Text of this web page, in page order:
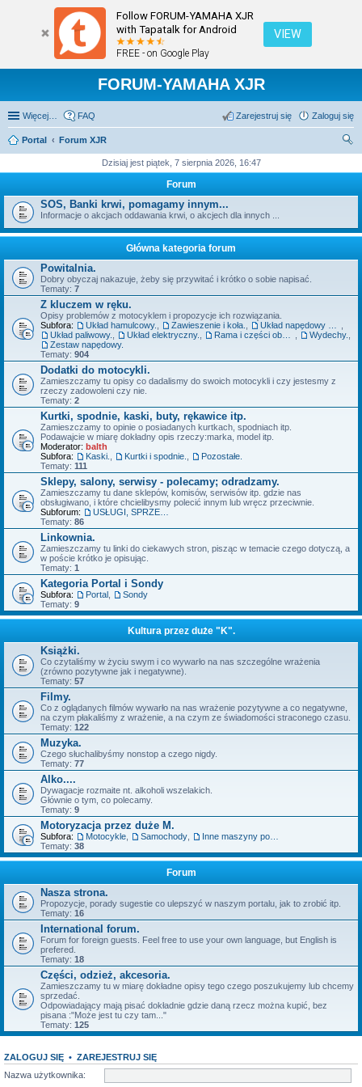
Follow FORUM-YAMAHA XJR
with Tapatalk for Android
FREE - on Google Play
VIEW
FORUM-YAMAHA XJR
Więcej… FAQ Zaloguj się
Zarejestruj się
Portal
Forum XJR
Dzisiaj jest piątek, 7 sierpnia 2026, 16:47
Forum
SOS, Banki krwi, pomagamy innym...
Informacje o akcjach oddawania krwi, o akcjech dla innych ...
Główna kategoria forum
Powitalnia.
Dobry obyczaj nakazuje, żeby się przywitać i krótko o sobie napisać.
Tematy: 7
Z kluczem w ręku.
Opisy problemów z motocyklem i propozycje ich rozwiązania.
Subfora:
Układ hamulcowy. Zawieszenie i koła.
Układ paliwowy.
Układ elektryczny. Wydechy.
Zestaw napędowy.
Tematy: 904
Dodatki do motocykli.
Zamieszczamy tu opisy co dadalismy do swoich motocykli i czy jestesmy z
rzeczy zadowoleni czy nie.
Tematy: 2
Kurtki, spodnie, kaski, buty, rękawice itp.
Zamieszczamy to opinie o posiadanych kurtkach, spodniach itp.
Podawajcie w miarę dokładny opis rzeczy:marka, model itp.
Moderator: balth
Subfora:
Kaski. Kurtki i spodnie.
Pozostałe.
Tematy: 111
Sklepy, salony, serwisy - polecamy; odradzamy.
Zamieszczamy tu dane sklepów, komisów, serwisów itp. gdzie nas
obsługiwano, i które chcielibysmy polecić innym lub wręcz przeciwnie.
Subforum:
Tematy: 86
Linkownia.
Zamieszczamy tu linki do ciekawych stron, pisząc w temacie czego dotyczą, a
w poście krótko je opisując.
Tematy: 1
Kategoria Portal i Sondy
Subfora: Portal
Sondy
Tematy: 9
Kultura przez duże "K".
Książki.
Co czytaliśmy w życiu swym i co wywarło na nas szczególne wrażenia
(zrówno pozytywne jak i negatywne).
Tematy: 57
Filmy.
Co z oglądanych filmów wywarło na nas wrażenie pozytywne a co negatywne,
na czym płakaliśmy z wrażenie, a na czym ze świadomości straconego czasu.
Tematy: 122
Muzyka.
Czego słuchalibyśmy nonstop a czego nigdy.
Tematy: 77
Alko....
Dywagacje rozmaite nt. alkoholi wszelakich.
Głównie o tym, co polecamy.
Tematy: 9
Motoryzacja przez duże M.
Subfora: Motocykle Samochody
Tematy: 38
Forum
Nasza strona.
Propozycje, porady sugestie co ulepszyć w naszym portalu, jak to zrobić itp.
Tematy: 16
International forum.
Forum for foreign guests. Feel free to use your own language, but English is
prefered.
Tematy: 18
Części, odzież, akcesoria.
Zamieszczamy tu w miarę dokładne opisy tego czego poszukujemy lub chcemy
sprzedać.
Odpowiadający mają pisać dokładnie gdzie daną rzecz można kupić, bez
pisana :"Może jest tu czy tam..."
Tematy: 125
ZALOGUJ SIĘ • ZAREJESTRUJ SIĘ
Nazwa użytkownika: